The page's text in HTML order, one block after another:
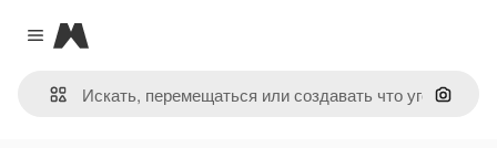
Close menu
Magnific
Поиск